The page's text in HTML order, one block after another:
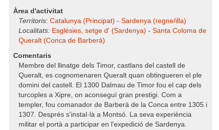
Àrea d'activitat
Territoris: Catalunya (Principat) - Sardenya (regne/illa)
Localitats: Esglésies, setge d' (Sardenya) - Santa Coloma de
Queralt (Conca de Barberà)
Comentaris
Membre del llinatge dels Timor, castlans del castell de
Queralt, es cognomenaren Queralt quan obtingueren el ple
domini del castell. El 1300 Dalmau de Timor fou el cap dels
turcoples a Xipre, on aconseguí gran prestigi. Com a
templer, fou comanador de Barberà de la Conca entre 1305 i
1307. Després s'instal·là a Montsó. La seva experiència
militar el portà a participar en l'expedició de Sardenya.